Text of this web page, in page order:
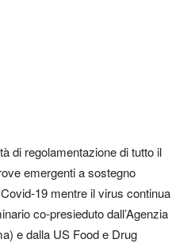
di regolamentazione di tutto il
emergenti a sostegno
19 mentre il virus continua
co-presieduto dall’Agenzia
e dalla US Food e Drug